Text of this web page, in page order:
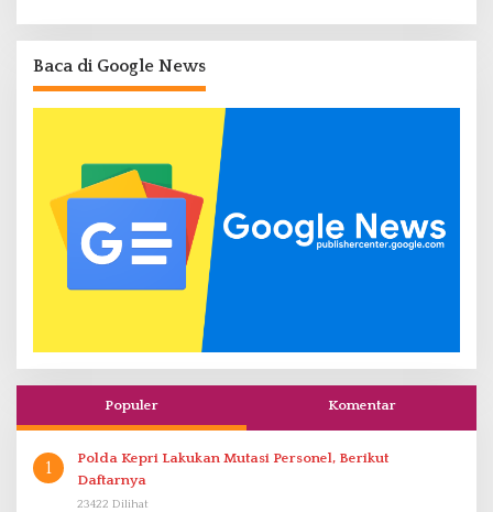
Baca di Google News
Populer Komentar
1
Polda Kepri Lakukan Mutasi Personel, Berikut
Daftarnya
23422 Dilihat